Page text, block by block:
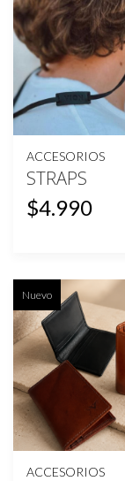
ACCESORIOS
STRAPS
$4.990
Nuevo
ACCESORIOS